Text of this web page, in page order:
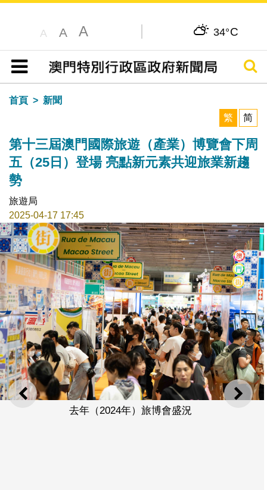
A A A 34°C
目錄
搜尋
首頁
新聞
繁
简
第十三屆澳門國際旅遊（產業）博覽會下周
五（25日）登場 亮點新元素共迎旅業新趨
勢
旅遊局
2025-04-17 17:45
上一則 下一
去年（2024年）旅博會盛況